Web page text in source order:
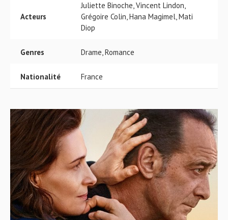
Acteurs
Juliette Binoche, Vincent Lindon,
Grégoire Colin, Hana Magimel, Mati
Diop
Genres Drame, Romance
Nationalité France